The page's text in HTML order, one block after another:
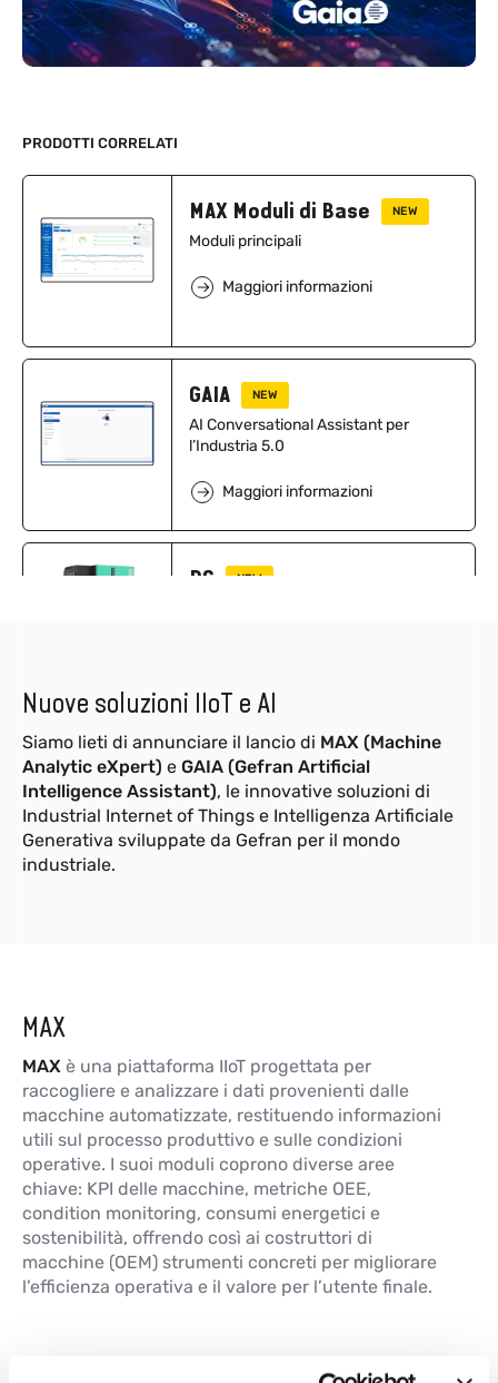
PRODOTTI CORRELATI
MAX Moduli di Base NEW
Moduli principali
Maggiori informazioni
GAIA NEW
AI Conversational Assistant per
l’Industria 5.0
Maggiori informazioni
P6 NEW
Nuove soluzioni IIoT e AI
Siamo lieti di annunciare il lancio di MAX (Machine
Analytic eXpert) e GAIA (Gefran Artificial
Intelligence Assistant), le innovative soluzioni di
Industrial Internet of Things e Intelligenza Artificiale
Generativa sviluppate da Gefran per il mondo
industriale.
MAX
MAX è una piattaforma IIoT progettata per
raccogliere e analizzare i dati provenienti dalle
macchine automatizzate, restituendo informazioni
utili sul processo produttivo e sulle condizioni
operative. I suoi moduli coprono diverse aree
chiave: KPI delle macchine, metriche OEE,
condition monitoring, consumi energetici e
sostenibilità, offrendo così ai costruttori di
macchine (OEM) strumenti concreti per migliorare
l’efficienza operativa e il valore per l’utente finale.